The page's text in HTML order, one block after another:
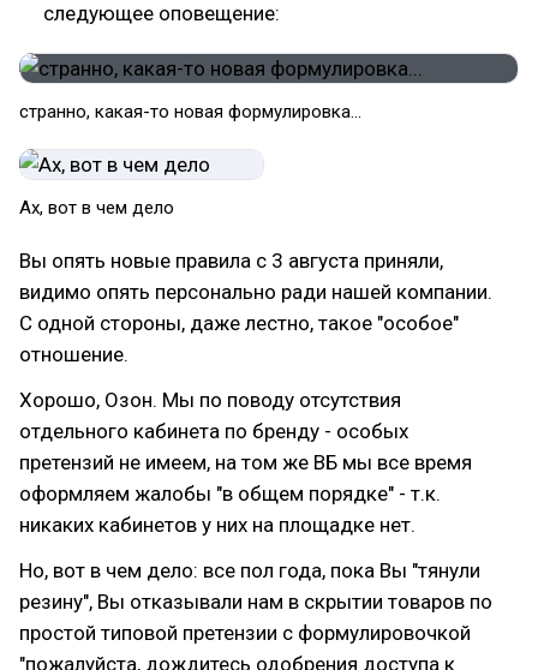
следующее оповещение:
странно, какая-то новая формулировка...
Ах, вот в чем дело
Вы опять новые правила с 3 августа приняли,
видимо опять персонально ради нашей компании.
С одной стороны, даже лестно, такое "особое"
отношение.
Хорошо, Озон. Мы по поводу отсутствия
отдельного кабинета по бренду - особых
претензий не имеем, на том же ВБ мы все время
оформляем жалобы "в общем порядке" - т.к.
никаких кабинетов у них на площадке нет.
Но, вот в чем дело: все пол года, пока Вы "тянули
резину", Вы отказывали нам в скрытии товаров по
простой типовой претензии с формулировочкой
"пожалуйста, дождитесь одобрения доступа к